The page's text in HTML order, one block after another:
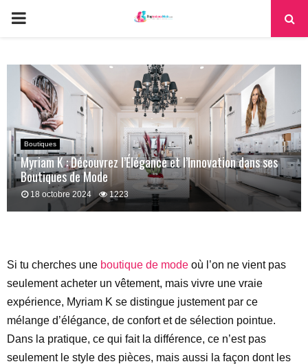
PRIMARY
Boutiques
Myriam K : Découvrez l’Élégance et l’Innovation dans ses
Boutiques de Mode
18 octobre 2024 1223
Si tu cherches une boutique de mode où l’on ne vient pas
seulement acheter un vêtement, mais vivre une vraie
expérience, Myriam K se distingue justement par ce
mélange d’élégance, de confort et de sélection pointue.
Dans la pratique, ce qui fait la différence, ce n’est pas
seulement le style des pièces, mais aussi la façon dont les